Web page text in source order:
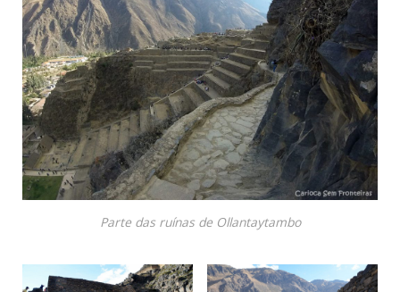
Parte das ruínas de Ollantaytambo